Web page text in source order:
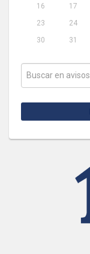
16
17
23
24
30
31